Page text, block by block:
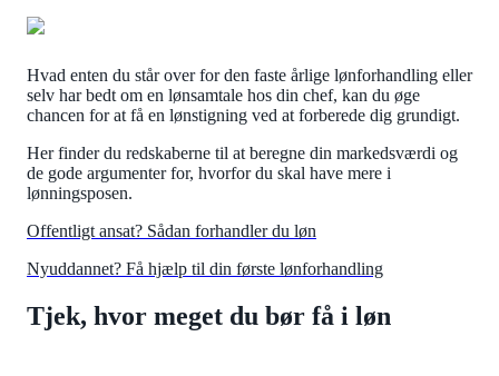
Hvad enten du står over for den faste årlige lønforhandling eller
selv har bedt om en lønsamtale hos din chef, kan du øge
chancen for at få en lønstigning ved at forberede dig grundigt.
Her finder du redskaberne til at beregne din markedsværdi og
de gode argumenter for, hvorfor du skal have mere i
lønningsposen.
Offentligt ansat? Sådan forhandler du løn
Nyuddannet? Få hjælp til din første lønforhandling
Tjek, hvor meget du bør få i løn